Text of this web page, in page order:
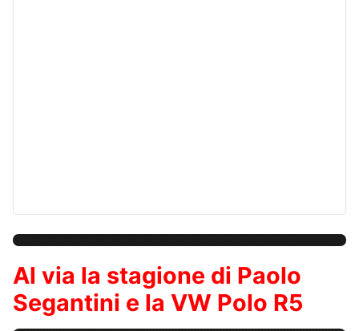
Al via la stagione di Paolo
Segantini e la VW Polo R5